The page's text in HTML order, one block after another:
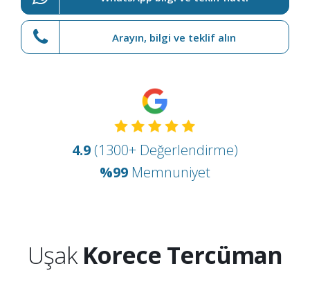
Arayın, bilgi ve teklif alın
4.9 (1300+ Değerlendirme)
%99 Memnuniyet
UşakKorece Tercüman